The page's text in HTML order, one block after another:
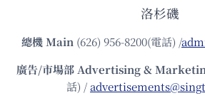
洛杉磯
總機Main (626) 956-8200(電話) /
廣告/市場部Advertising &
話) /